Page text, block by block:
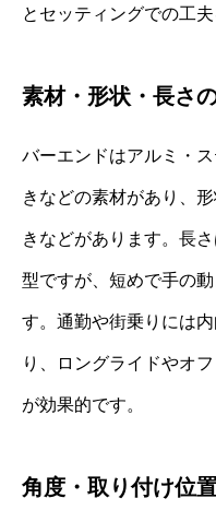
とセッティングでの工夫
素材・形状・長さ
バーエンドはアルミ・
きなどの素材があり、
きなどがあります。長
型ですが、短めで手の
す。通勤や街乗りには
り、ロングライドやオ
が効果的です。
角度・取り付け位